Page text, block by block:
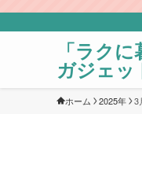
「ラク
ガジェッ
ホーム 2025年 3